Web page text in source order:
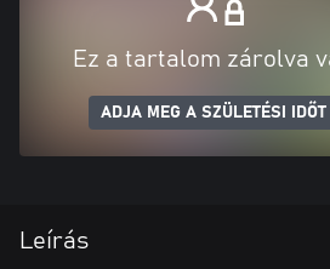
Ez a tartalom zárolva
ADJA MEG A SZÜLETÉSI IDŐT
Leírás